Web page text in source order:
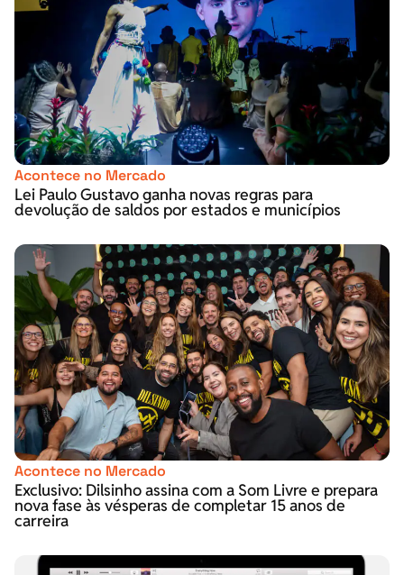
Acontece no Mercado
Lei Paulo Gustavo ganha novas regras para
devolução de saldos por estados e municípios
Acontece no Mercado
Exclusivo: Dilsinho assina com a Som Livre e prepara
nova fase às vésperas de completar 15 anos de
carreira